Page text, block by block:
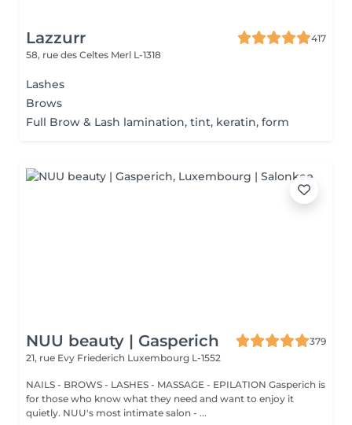
Lazzurr
417
58, rue des Celtes Merl L-1318
Lashes
Brows
Full Brow & Lash lamination, tint, keratin, form
NUU beauty | Gasperich
379
21, rue Evy Friederich Luxembourg L-1552
NAILS - BROWS - LASHES - MASSAGE - EPILATION Gasperich is
for those who know what they need and want to enjoy it
quietly. NUU's most intimate salon - ...